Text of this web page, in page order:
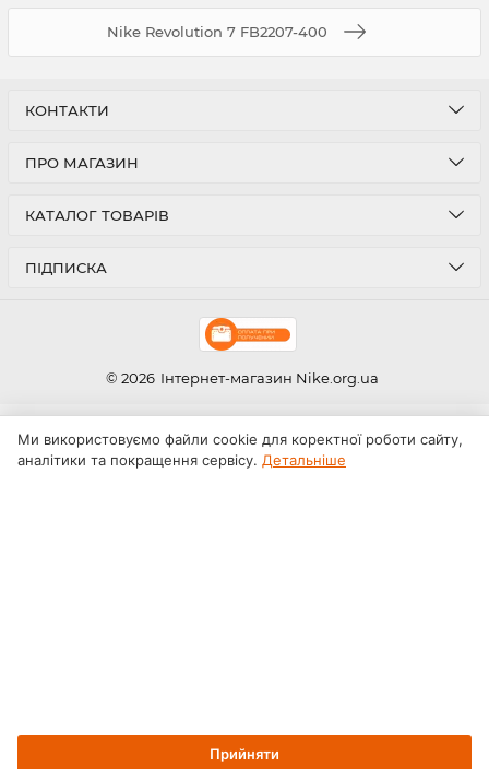
Nike Revolution 7 FB2207-400
КОНТАКТИ
ПРО МАГАЗИН
КАТАЛОГ ТОВАРІВ
ПІДПИСКА
© 2026 Інтернет-магазин Nike.org.ua
Ми використовуємо файли cookie для коректної роботи сайту,
аналітики та покращення сервісу. Детальніше
Прийняти